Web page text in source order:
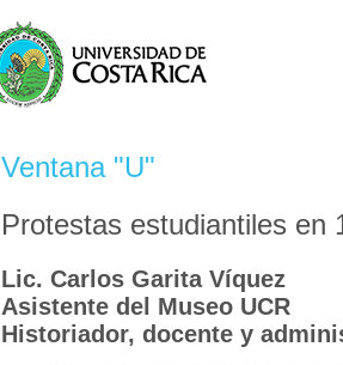
Ventana "U"
Protestas estudiantiles en
Lic. Carlos Garita Víquez
Asistente del Museo UCR
Historiador, docente y